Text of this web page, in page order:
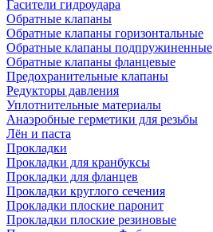
Гасители гидроудара
Обратные клапаны
Обратные клапаны горизонтальные
Обратные клапаны подпружиненные
Обратные клапаны фланцевые
Предохранительные клапаны
Редукторы давления
Уплотнительные материалы
Анаэробные герметики для резьбы
Лён и паста
Прокладки
Прокладки для кранбуксы
Прокладки для фланцев
Прокладки круглого сечения
Прокладки плоские паронит
Прокладки плоские резиновые